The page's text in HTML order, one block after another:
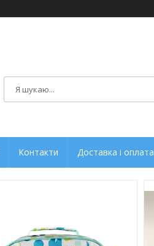
Контакти Доставка і оплата